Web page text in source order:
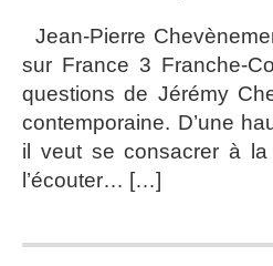
Jean-Pierre
sur France 3 Franche-
questions de Jérémy
contemporaine. D’une
il veut se consacrer à la
l’écouter… […]